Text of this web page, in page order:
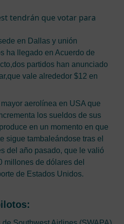
tendrán que votar para
en Dallas y unión
ha llegado en Acuerdo de
partidos han anunciado
vale alrededor $12 en
aerolínea en USA que
los sueldos de sus
en un momento en que
sigue tambaleándose tras el
del año pasado, que le valió
millones de dólares del
de Estados Unidos.